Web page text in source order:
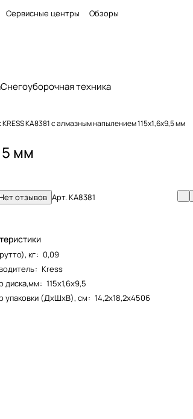
Сервисные центры Обзоры
Снегоуборочная техника
KA8381 с алмазным напылением 115х1,6х9,5 мм
мм
Нет отзывов Арт.KA8381
кг: 0,09
: Kress
диска,мм: 115х1,6х9,5
упаковки (ДxШxВ), см: 14,2x18,2x4506